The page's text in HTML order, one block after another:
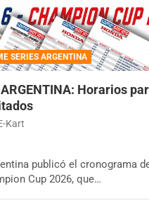
SERIES ARGENTINA
ARGENTINA: Horarios
Kart
publicó el cronograma
Cup 2026, que…